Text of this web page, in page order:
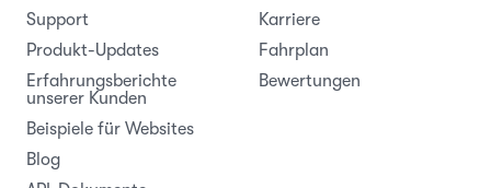
Support
Produkt-Updates
Erfahrungsberichte
unserer Kunden
Beispiele für Websites
Blog
Karriere
Fahrplan
Bewertungen